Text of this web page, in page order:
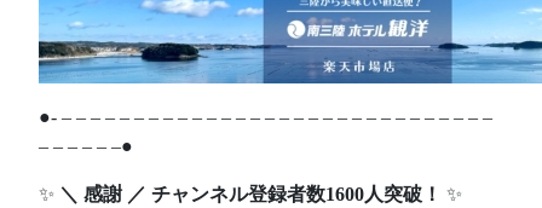
●- – – – – – – – – – – – – – – – – – – – – – – – – – – – – – –
– – – – – –●
✨ ＼ 感謝 ／ チャンネル登録者数1600人突破！ ✨